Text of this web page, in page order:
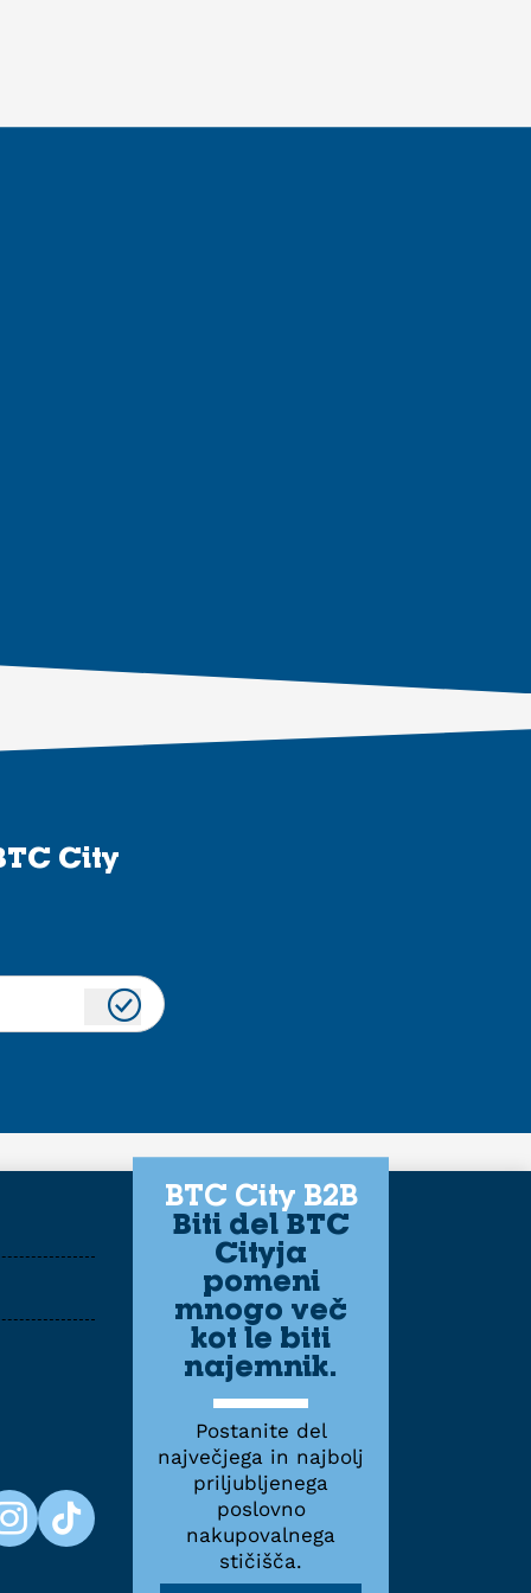
City
BTC City B2B
Biti del BTC
Cityja
pomeni
mnogo več
kot le biti
najemnik.
Postanite del
največjega in najbolj
priljubljenega
poslovno
nakupovalnega
stičišča.